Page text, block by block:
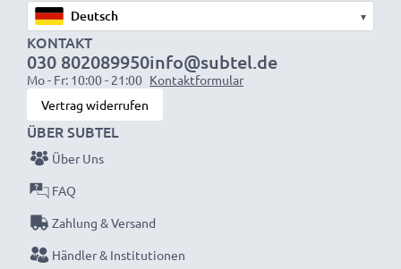
▾
KONTAKT
030 802089950
Mo - Fr: 10:00 - 21:00
info@subtel.de
Kontaktformular
Vertrag widerrufen
ÜBER SUBTEL
Über Uns
FAQ
Zahlung & Versand
Händler & Institutionen